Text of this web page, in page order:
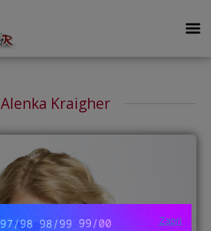
Alenka Kraigher
Zapri